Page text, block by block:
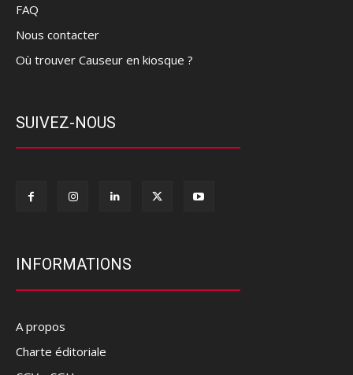
FAQ
Nous contacter
Où trouver Causeur en kiosque ?
SUIVEZ-NOUS
INFORMATIONS
A propos
Charte éditoriale